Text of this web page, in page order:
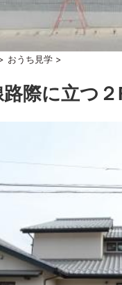
おうち見学 >
際に立つ